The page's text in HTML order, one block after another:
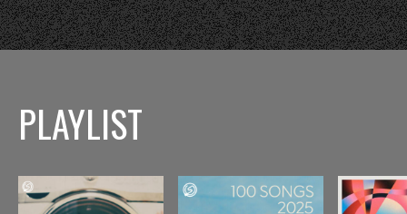
PLAYLIST